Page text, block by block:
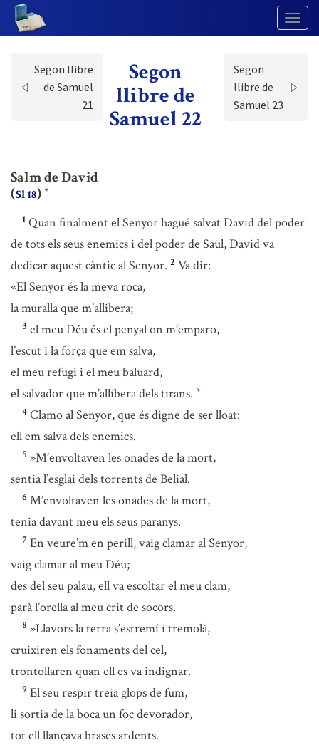
Segon llibre
de Samuel
21
Segon
llibre de
Samuel 22
Segon
llibre de
Samuel 23
Salm de David
(Sl 18) *
1 Quan finalment el Senyor hagué salvat David del poder
de tots els seus enemics i del poder de Saül, David va
dedicar aquest càntic al Senyor. 2 Va dir:
«El Senyor és la meva roca,
la muralla que m’allibera;
3 el meu Déu és el penyal on m’emparo,
l’escut i la força que em salva,
el meu refugi i el meu baluard,
el salvador que m’allibera dels tirans. *
4 Clamo al Senyor, que és digne de ser lloat:
ell em salva dels enemics.
5 »M’envoltaven les onades de la mort,
sentia l’esglai dels torrents de Belial.
6 M’envoltaven les onades de la mort,
tenia davant meu els seus paranys.
7 En veure’m en perill, vaig clamar al Senyor,
vaig clamar al meu Déu;
des del seu palau, ell va escoltar el meu clam,
parà l’orella al meu crit de socors.
8 »Llavors la terra s’estremí i tremolà,
cruixiren els fonaments del cel,
trontollaren quan ell es va indignar.
9 El seu respir treia glops de fum,
li sortia de la boca un foc devorador,
tot ell llançava brases ardents.